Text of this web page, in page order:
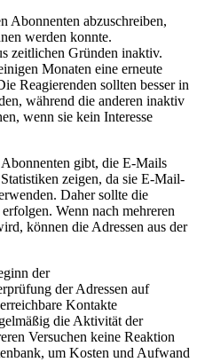
Abonnenten abzuschreiben,
werden konnte.
zeitlichen Gründen inaktiv.
Monaten eine erneute
Reagierenden sollten besser in
während die anderen inaktiv
wenn sie kein Interesse
gibt, die E-Mails
zeigen, da sie E-Mail-
Daher sollte die
Wenn nach mehreren
können die Adressen aus der
der
der Adressen auf
Kontakte
die Aktivität der
Versuchen keine Reaktion
um Kosten und Aufwand